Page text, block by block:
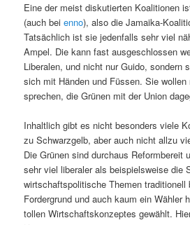
Eine der meist diskutierten Koalitionen
(auch beienno), also die Jamaika-
Tatsächlich ist sie jedenfalls sehr viel
Ampel. Die kann fast ausgeschlossen
Liberalen, und nicht nur Guido, sondern
sich mit Händen und Füssen. Sie
sprechen, die Grünen mit der Union
Inhaltlich gibt es nicht besonders viele
zu Schwarzgelb, aber auch nicht allzu
Die Grünen sind durchaus Reformbereit
sehr viel liberaler als beispielsweise die
wirtschaftspolitische Themen traditionell
Fordergrund und auch kaum ein Wähler
tollen Wirtschaftskonzeptes gewählt.